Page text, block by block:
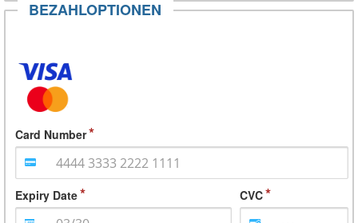
BEZAHLOPTIONEN
Card Number
Expiry Date CVC